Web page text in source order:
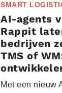
SMART
AI-agents
Rappit
bedrijven
TMS of
Met een nieuw